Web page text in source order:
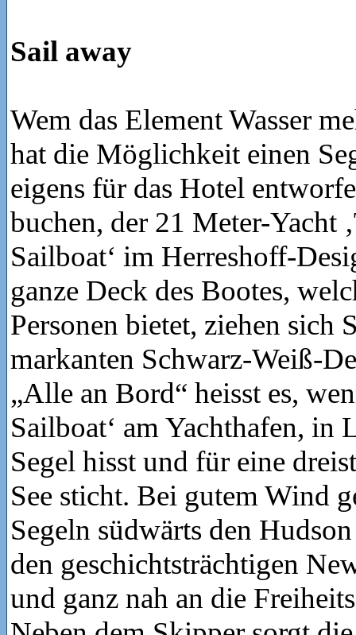
Sail away
Wem das Element Wasser
hat die Möglichkeit einen
eigens für das Hotel
buchen, der 21 Meter-Yacht
Sailboat‘ im Herreshoff-
ganze Deck des Bootes,
Personen bietet, ziehen sich
markanten Schwarz-Weiß-
„Alle an Bord“ heisst es,
Sailboat‘ am Yachthafen, in
Segel hisst und für eine
See sticht. Bei gutem Wind
Segeln südwärts den
den geschichtsträchtigen
und ganz nah an die